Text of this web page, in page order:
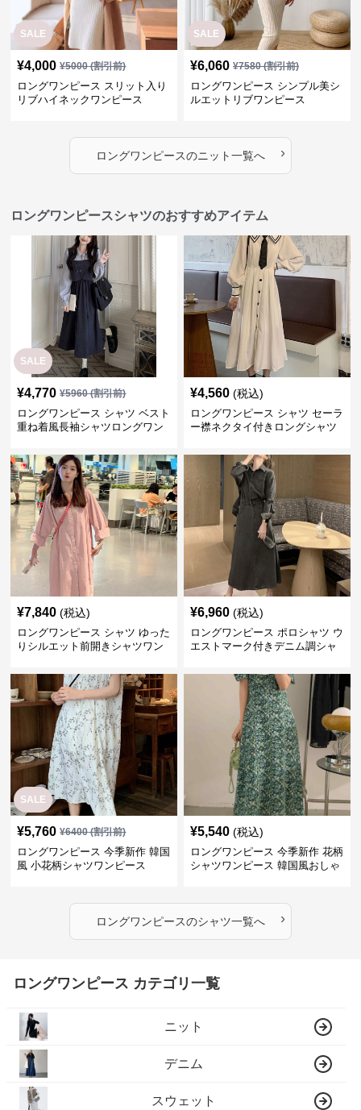
SALE
¥4,000 ¥5000(割引前)
ロングワンピース スリット入り
リブハイネックワンピース
SALE
¥6,060 ¥7580(割引前)
ロングワンピース シンプル美シ
ルエットリブワンピース
ロングワンピースのニット一覧へ ›
ロングワンピースシャツのおすすめアイテム
SALE
¥4,770 ¥5960(割引前)
ロングワンピース シャツ ベスト
重ね着風長袖シャツロングワン
¥4,560 (税込)
ロングワンピース シャツ セーラ
ー襟ネクタイ付きロングシャツ
¥7,840 (税込)
ロングワンピース シャツ ゆった
りシルエット前開きシャツワン
¥6,960 (税込)
ロングワンピース ポロシャツ ウ
エストマーク付きデニム調シャ
SALE
¥5,760 ¥6400(割引前)
ロングワンピース 今季新作 韓国
風 小花柄シャツワンピース
¥5,540 (税込)
ロングワンピース 今季新作 花柄
シャツワンピース 韓国風おしゃ
ロングワンピースのシャツ一覧へ ›
ロングワンピース カテゴリ一覧
ニット
デニム
スウェット